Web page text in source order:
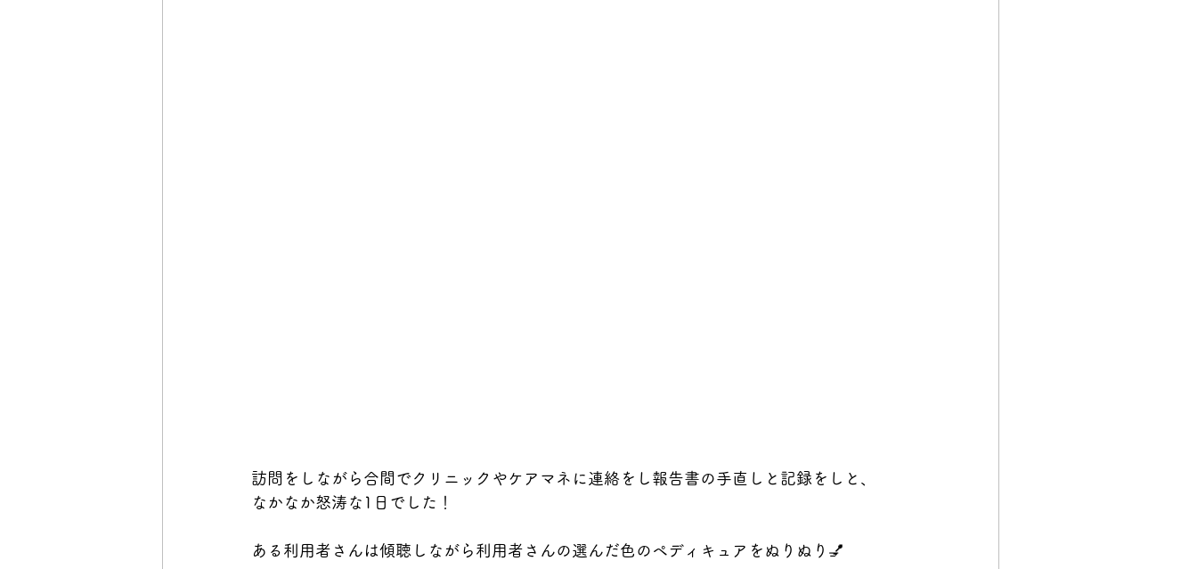
訪問をしながら合間でクリニックやケアマネに連絡をし報告書の手直しと記録をしと、
なかなか怒涛な1日でした！
ある利用者さんは傾聴しながら利用者さんの選んだ色のペディキュアをぬりぬり💅